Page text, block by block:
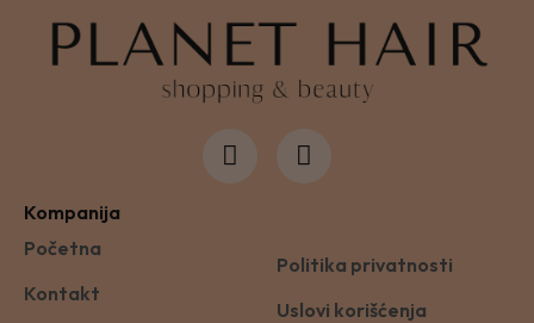
Kompanija
Početna
Kontakt
Politika privatnosti
Uslovi korišćenja